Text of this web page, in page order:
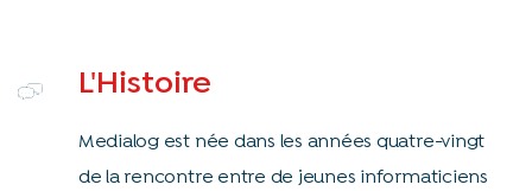
L'Histoire
Medialog est née dans les années quatre-vingt
de la rencontre entre de jeunes informaticiens